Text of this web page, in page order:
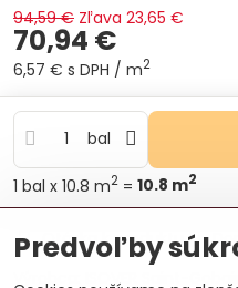
94,59 € Zľava 23,65 €
70,94 €
6,57 € s DPH / m2
bal
1 bal x 10.8 m2 = 10.8 m2
Otázka k produktu
Výrobca:
ISOVER Saint-Gobain
Predvoľby